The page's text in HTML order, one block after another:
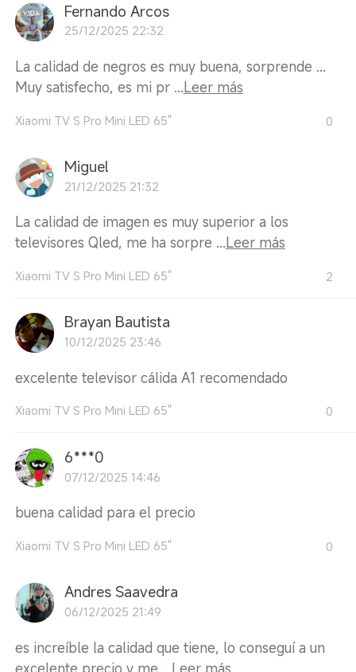
Fernando Arcos
25/12/2025 22:32
La calidad de negros es muy buena, sorprende ...
Muy satisfecho, es mi pr ...Leer más
Xiaomi TV S Pro Mini LED 65" 0
Miguel
21/12/2025 21:32
La calidad de imagen es muy superior a los
televisores Qled, me ha sorpre ...Leer más
Xiaomi TV S Pro Mini LED 65" 2
Brayan Bautista
10/12/2025 23:46
excelente televisor cálida A1 recomendado
Xiaomi TV S Pro Mini LED 65" 0
6***0
07/12/2025 14:46
buena calidad para el precio
Xiaomi TV S Pro Mini LED 65" 0
Andres Saavedra
06/12/2025 21:49
es increíble la calidad que tiene, lo conseguí a un
excelente precio y me ... Leer más